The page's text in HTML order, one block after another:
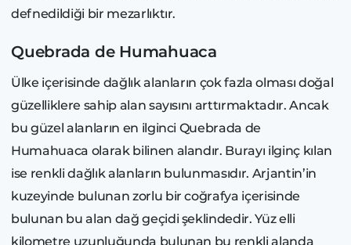
defnedildiği bir mezarlıktır.
Quebrada de Humahuaca
Ülke içerisinde dağlık alanların çok fazla olması doğal
güzelliklere sahip alan sayısını arttırmaktadır. Ancak
bu güzel alanların en ilginci Quebrada de
Humahuaca olarak bilinen alandır. Burayı ilginç kılan
ise renkli dağlık alanların bulunmasıdır. Arjantin’in
kuzeyinde bulunan zorlu bir coğrafya içerisinde
bulunan bu alan dağ geçidi şeklindedir. Yüz elli
kilometre uzunluğunda bulunan bu renkli alanda